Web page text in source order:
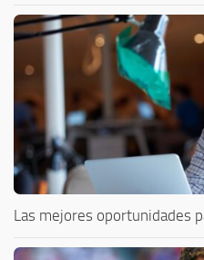
Las mejores oportunidades